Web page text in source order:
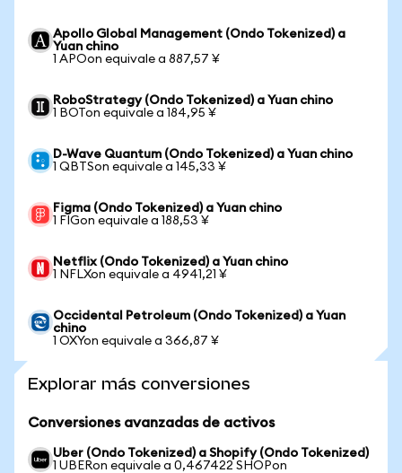
Apollo Global Management (Ondo Tokenized) a
Yuan chino
1 APOon equivale a 887,57 ¥
RoboStrategy (Ondo Tokenized) a Yuan chino
1 BOTon equivale a 184,95 ¥
D-Wave Quantum (Ondo Tokenized) a Yuan chino
1 QBTSon equivale a 145,33 ¥
Figma (Ondo Tokenized) a Yuan chino
1 FIGon equivale a 188,53 ¥
Netflix (Ondo Tokenized) a Yuan chino
1 NFLXon equivale a 4941,21 ¥
Occidental Petroleum (Ondo Tokenized) a Yuan
chino
1 OXYon equivale a 366,87 ¥
Explorar más conversiones
Conversiones avanzadas de activos
Uber (Ondo Tokenized) a Shopify (Ondo Tokenized)
1 UBERon equivale a 0,467422 SHOPon